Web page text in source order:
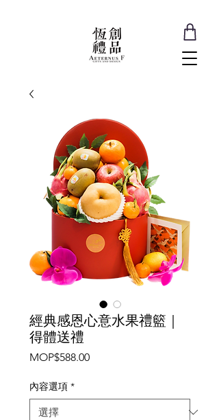
經典感恩心意水果禮籃｜
得體送禮
MOP$588.00價
內容選項 *